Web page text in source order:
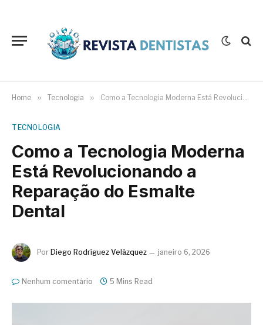
Home » Tecnologia » Como a Tecnologia Moderna Está Revolucionando a Reparação do Esmalte Dental
TECNOLOGIA
Como a Tecnologia Moderna
Está Revolucionando a
Reparação do Esmalte
Dental
Por Diego Rodríguez Velázquez janeiro 6, 2026
Nenhum comentário 5 Mins Read